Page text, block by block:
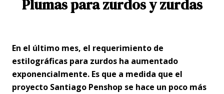
Plumas para zurdos y zurdas
En el último mes, el requerimiento de
estilográficas para zurdos ha aumentado
exponencialmente. Es que a medida que el
proyecto Santiago Penshop se hace un poco más